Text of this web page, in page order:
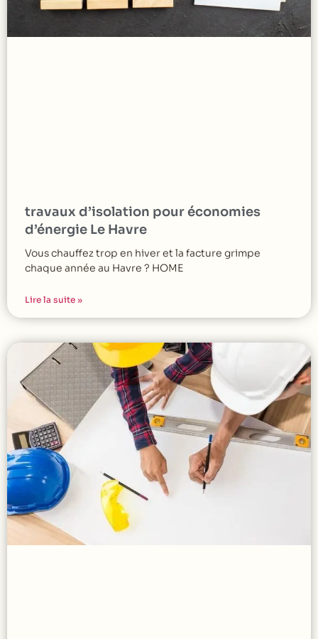
travaux d’isolation pour économies
d’énergie Le Havre
Vous chauffez trop en hiver et la facture grimpe
chaque année au Havre ? HOME
Lire la suite »